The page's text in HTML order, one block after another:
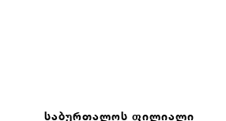
Საბურთალოს Ფილიალი